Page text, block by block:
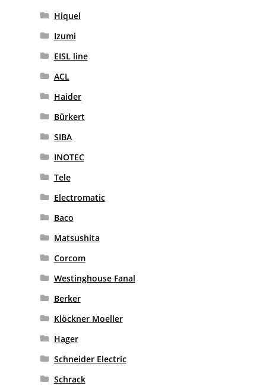
Hiquel
Izumi
EISL line
ACL
Haider
Bürkert
SIBA
INOTEC
Tele
Electromatic
Baco
Matsushita
Corcom
Westinghouse Fanal
Berker
Klöckner Moeller
Hager
Schneider Electric
Schrack